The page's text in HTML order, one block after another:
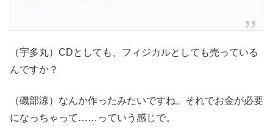
（宇多丸）CDとしても、フィジカルとしても売っている
んですか？
（磯部涼）なんか作ったみたいですね。それでお金が必要
になっちゃって……っていう感じで。